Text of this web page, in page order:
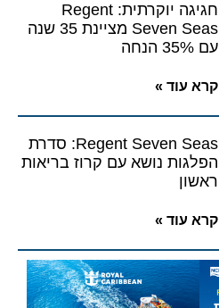
חגיגה יוקרתית: Regent
Seven Seas מציינת 35 שנה
עם 35% הנחה
קרא עוד »
Regent Seven Seas: סדרת
הפלגות נושא עם קרוז בריאות
ראשון
קרא עוד »